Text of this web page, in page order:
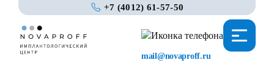
+7 (4012) 61-57-50
mail@novaproff.ru